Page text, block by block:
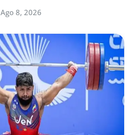
Ago 8, 2026